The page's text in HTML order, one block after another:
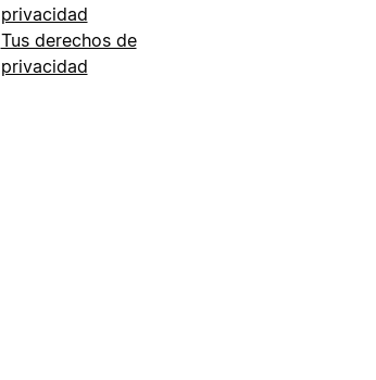
privacidad
Tus derechos de
privacidad